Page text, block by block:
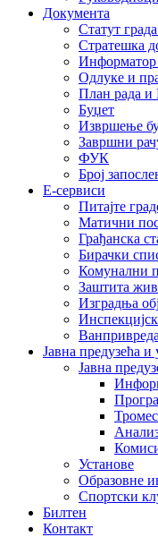
Документа
Статут
Стратешка
Информатор
Одлуке и
План рада и
Буџет
Извршење
Завршни
ФУК
Број
E-сервиси
Питајте
Матични
Грађанска
Бирачки
Комунални
Заштита
Изградња
Ванпривреда
Јавна предузећа и
Јавна
Установе
Образовне
Спортски
Билтен
Контакт